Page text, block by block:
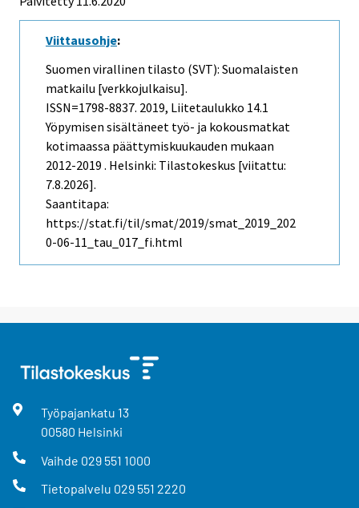
Viittausohje:
Suomen virallinen tilasto (SVT): Suomalaisten
matkailu [verkkojulkaisu].
ISSN=1798-8837. 2019, Liitetaulukko 14.1
Yöpymisen sisältäneet työ- ja kokousmatkat
kotimaassa päättymiskuukauden mukaan
2012-2019 . Helsinki: Tilastokeskus [viitattu:
7.8.2026].
Saantitapa:
https://stat.fi/til/smat/2019/smat_2019_202
0-06-11_tau_017_fi.html
Työpajankatu 13
00580 Helsinki
Vaihde 029 551 1000
Tietopalvelu 029 551 2220